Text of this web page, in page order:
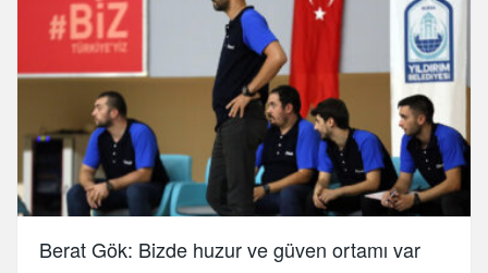
Berat Gök: Bizde huzur ve güven ortamı var